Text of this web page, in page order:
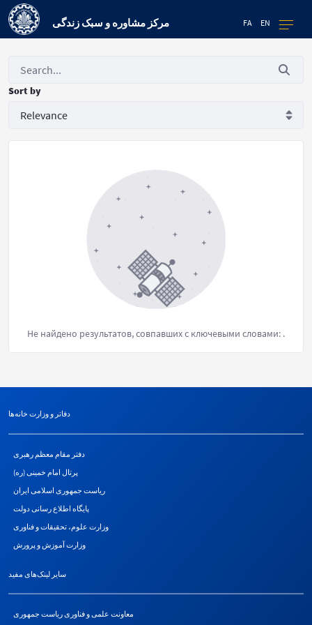
FA EN مرکز مشاوره و سبک زندگی
Sort by
Не найдено результатов, совпавших с ключевыми словами: .
دفاتر و وزارت خانه‌ها
دفتر مقام معظم رهبری
پرتال امام خمینی (ره)
ریاست جمهوری اسلامی ایران
پایگاه اطلاع رسانی دولت
وزارت علوم، تحقیقات و فناوری
وزارت آموزش و پرورش
سایر لینک‌های مفید
معاونت علمی و فناوری ریاست جمهوری